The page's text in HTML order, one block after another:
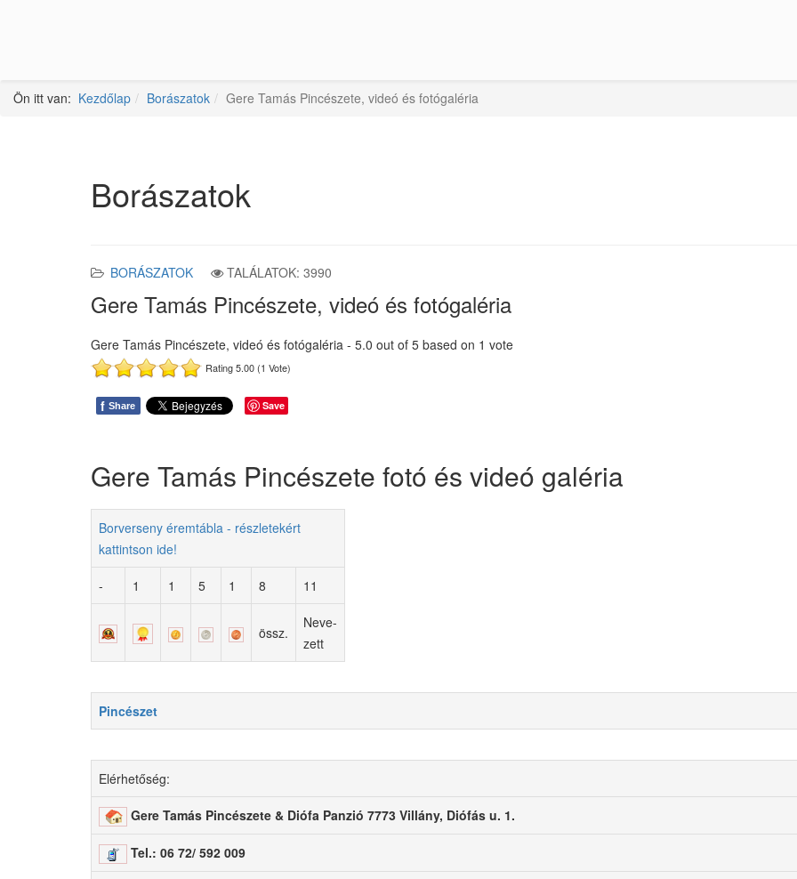
Ön itt van: Kezdőlap Borászatok Gere Tamás Pincészete, videó és fotógaléria
Borászatok
BORÁSZATOK TALÁLATOK: 3990
Gere Tamás Pincészete, videó és fotógaléria
Gere Tamás Pincészete, videó és fotógaléria - 5.0 out of 5 based on 1 vote
Rating 5.00 (1 Vote)
f Share Save
Gere Tamás Pincészete fotó és videó galéria
Borverseny éremtábla - részletekért
kattintson ide!
- 1 1 5 1 8 11
össz.
Neve-
zett
Pincészet
Elérhetőség:
Gere Tamás Pincészete & Diófa Panzió 7773 Villány, Diófás u. 1.
Tel.: 06 72/ 592 009